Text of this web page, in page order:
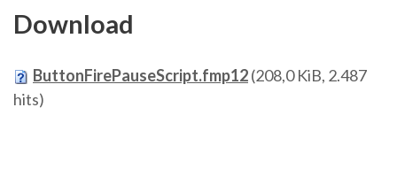
Download
ButtonFirePauseScript.fmp12(208,0 KiB, 2.487
hits)